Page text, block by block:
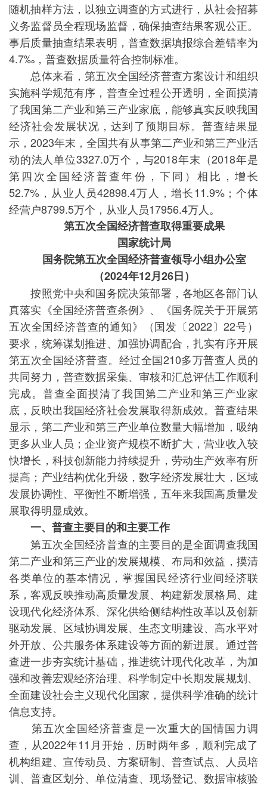
随机抽样方法，以独立调查的方式进行，从社会招募
义务监督员全程现场监督，确保抽查结果客观公正。
事后质量抽查结果表明，普查数据填报综合差错率为
4.7‰，普查数据质量符合控制标准。
总体来看，第五次全国经济普查方案设计和组织
实施科学规范有序，普查全过程公开透明，全面摸清
了我国第二产业和第三产业家底，能够真实反映我国
经济社会发展状况，达到了预期目标。普查结果显
示，2023年末，全国共有从事第二产业和第三产业活
动的法人单位3327.0万个，与2018年末（2018年是
第四次全国经济普查年份，下同）相比，增长
52.7%，从业人员42898.4万人，增长11.9%；个体
经营户8799.5万个，从业人员17956.4万人。
第五次全国经济普查取得重要成果
国家统计局
国务院第五次全国经济普查领导小组办公室
（2024年12月26日）
按照党中央和国务院决策部署，各地区各部门认
真落实《全国经济普查条例》、《国务院关于开展第
五次全国经济普查的通知》（国发〔2022〕22号）
要求，统筹谋划推进、加强协调配合，扎实有序开展
第五次全国经济普查。经过全国210多万普查人员的
共同努力，普查数据采集、审核和汇总评估工作顺利
完成。普查全面摸清了我国第二产业和第三产业家
底，反映出我国经济社会发展取得新成效。普查结果
显示，第二产业和第三产业单位数量大幅增加，吸纳
更多从业人员；企业资产规模不断扩大，营业收入较
快增长，科技创新能力持续提升，劳动生产效率有所
提高；产业结构优化升级，数字经济发展壮大，区域
发展协调性、平衡性不断增强，五年来我国高质量发
展取得明显成效。
一、普查主要目的和主要工作
第五次全国经济普查的主要目的是全面调查我国
第二产业和第三产业的发展规模、布局和效益，摸清
各类单位的基本情况，掌握国民经济行业间经济联
系，客观反映推动高质量发展、构建新发展格局、建
设现代化经济体系、深化供给侧结构性改革以及创新
驱动发展、区域协调发展、生态文明建设、高水平对
外开放、公共服务体系建设等方面的新进展。通过普
查进一步夯实统计基础，推进统计现代化改革，为加
强和改善宏观经济治理、科学制定中长期发展规划、
全面建设社会主义现代化国家，提供科学准确的统计
信息支持。
第五次全国经济普查是一次重大的国情国力调
查，从2022年11月开始，历时两年多，顺利完成了
机构组建、宣传动员、方案研制、普查试点、人员培
训、普查区划分、单位清查、现场登记、数据审核验